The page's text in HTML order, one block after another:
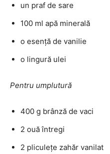
un praf de sare
100 ml apă minerală
o esență de vanilie
o lingură ulei
Pentru umplutură
400 g brânză de vaci
2 ouă întregi
2 pliculețe zahăr vanilat